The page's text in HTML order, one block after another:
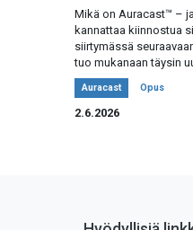
Mikä on Auracast™ –
kannattaa kiinnostua
siirtymässä
tuo mukanaan täysin
Auracast Opus
2.6.2026